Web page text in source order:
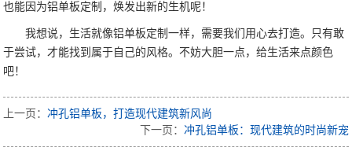
也能因为铝单板定制，焕发出新的生机呢！
我想说，生活就像铝单板定制一样，需要我们用心去打造。只有敢
于尝试，才能找到属于自己的风格。不妨大胆一点，给生活来点颜色
吧！
上一页：冲孔铝单板，打造现代建筑新风尚
下一页： 冲孔铝单板：现代建筑的时尚新宠